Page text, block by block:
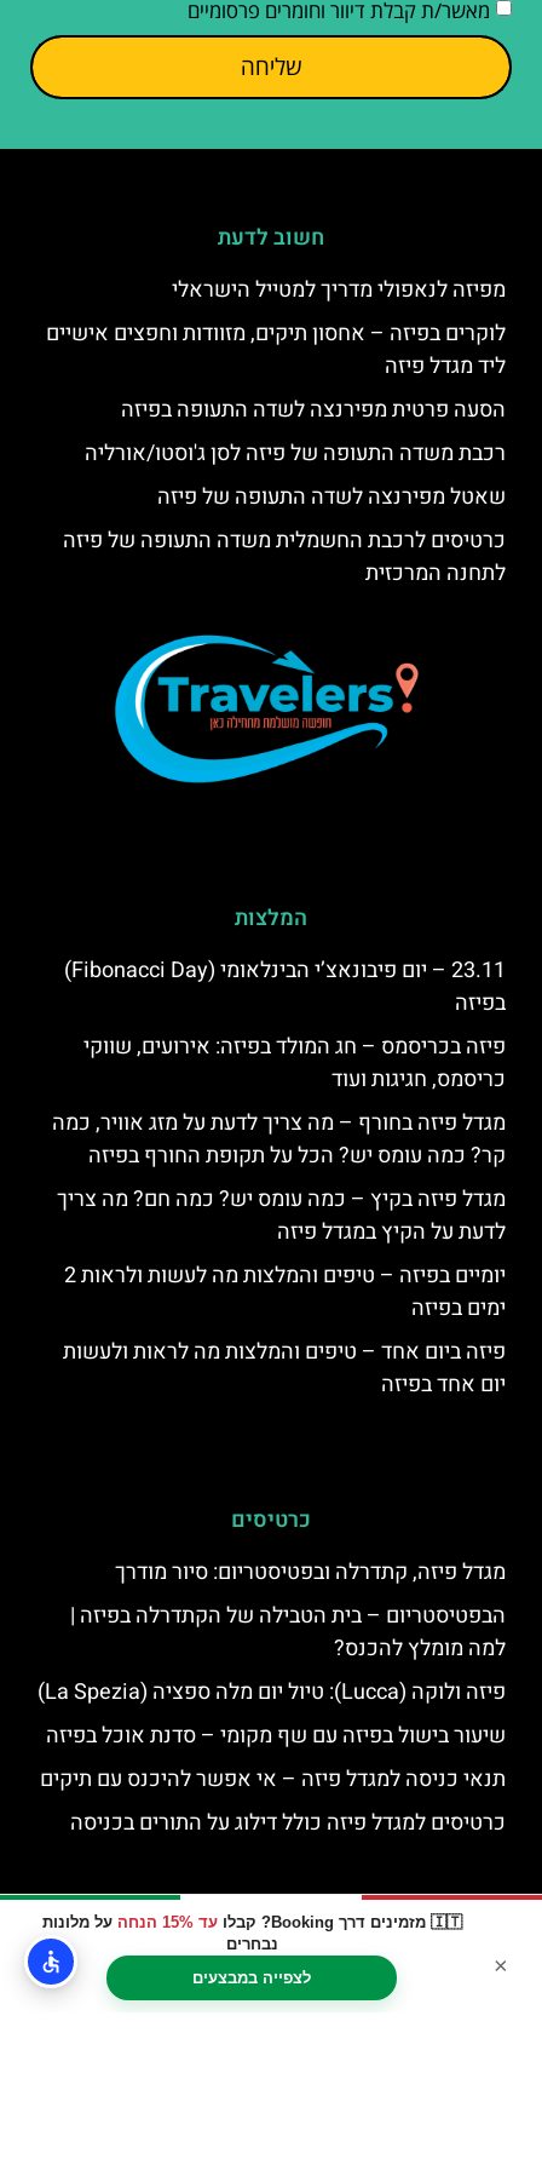
🇮🇹 מזמינים דרך Booking? קבלו עד 15% הנחה
על מלונות
נבחרים
לצפייה במבצעים
×
מאשר/ת קבלת דיוור וחומרים פרסומיים
שליחה
חשוב לדעת
מפיזה לנאפולי מדריך למטייל הישראלי
לוקרים בפיזה – אחסון תיקים, מזוודות וחפצים אישיים
ליד מגדל פיזה
הסעה פרטית מפירנצה לשדה התעופה בפיזה
רכבת משדה התעופה של פיזה לסן ג'וסטו/אורליה
שאטל מפירנצה לשדה התעופה של פיזה
כרטיסים לרכבת החשמלית משדה התעופה של פיזה
לתחנה המרכזית
המלצות
23.11 – יום פיבונאצ’י הבינלאומי (Fibonacci Day)
בפיזה
פיזה בכריסמס – חג המולד בפיזה: אירועים, שווקי
כריסמס, חגיגות ועוד
מגדל פיזה בחורף – מה צריך לדעת על מזג אוויר, כמה
קר? כמה עומס יש? הכל על תקופת החורף בפיזה
מגדל פיזה בקיץ – כמה עומס יש? כמה חם? מה צריך
לדעת על הקיץ במגדל פיזה
יומיים בפיזה – טיפים והמלצות מה לעשות ולראות 2
ימים בפיזה
פיזה ביום אחד – טיפים והמלצות מה לראות ולעשות
יום אחד בפיזה
כרטיסים
מגדל פיזה, קתדרלה ובפטיסטריום: סיור מודרך
הבפטיסטריום – בית הטבילה של הקתדרלה בפיזה |
למה מומלץ להכנס?
פיזה ולוקה (Lucca): טיול יום מלה ספציה (La Spezia)
שיעור בישול בפיזה עם שף מקומי – סדנת אוכל בפיזה
תנאי כניסה למגדל פיזה – אי אפשר להיכנס עם תיקים
כרטיסים למגדל פיזה כולל דילוג על התורים בכניסה